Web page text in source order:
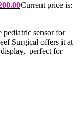
Current price is:
sensor for
Surgical offers it at
perfect for